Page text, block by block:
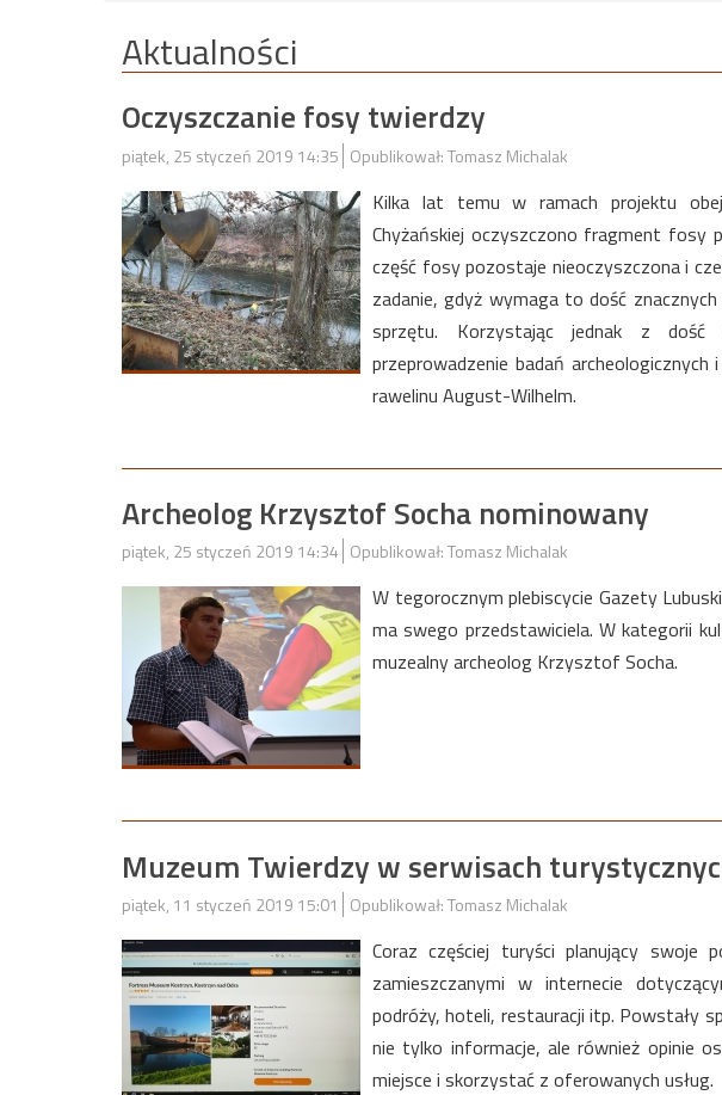
Aktualności
Oczyszczanie fosy twierdzy
piątek, 25 styczeń 2019 14:35 Opublikował: Tomasz Michalak
Kilka lat temu w ramach projektu
Chyżańskiej oczyszczono fragment fosy
część fosy pozostaje nieoczyszczona i
zadanie, gdyż wymaga to dość
sprzętu. Korzystając jednak z dość
przeprowadzenie badań
rawelinu August-Wilhelm.
Archeolog Krzysztof Socha nominowany
piątek, 25 styczeń 2019 14:34 Opublikował: Tomasz Michalak
W tegorocznym plebiscycie Gazety
ma swego przedstawiciela. W kategorii
muzealny archeolog Krzysztof Socha.
Muzeum Twierdzy w serwisach
piątek, 11 styczeń 2019 15:01 Opublikował: Tomasz Michalak
Coraz częściej turyści planujący swoje
zamieszczanymi w internecie
podróży, hoteli, restauracji itp. Powstały
nie tylko informacje, ale również opinie
miejsce i skorzystać z oferowanych usług.